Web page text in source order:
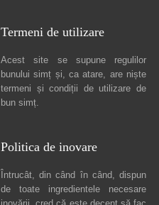
Termeni de utilizare
Acest site se supune regulilor
bunului simț și, ca atare, are niște
termeni și condiții de utilizare de
bun simț.
Politica de inovare
Întrucât, din când în când, dispun
de toate ingredientele necesare